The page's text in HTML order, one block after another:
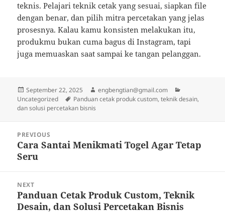
teknis. Pelajari teknik cetak yang sesuai, siapkan file
dengan benar, dan pilih mitra percetakan yang jelas
prosesnya. Kalau kamu konsisten melakukan itu,
produkmu bukan cuma bagus di Instagram, tapi
juga memuaskan saat sampai ke tangan pelanggan.
Posted
on
September 22, 2025 Author
engbengtian@gmail.com
Uncategorized
Tags
Panduan cetak produk custom, teknik desain,
dan solusi percetakan bisnis
navigation
PREVIOUS
Previous
post:
Cara Santai Menikmati Togel Agar Tetap
Seru
NEXT
Next
post:
Panduan Cetak Produk Custom, Teknik
Desain, dan Solusi Percetakan Bisnis